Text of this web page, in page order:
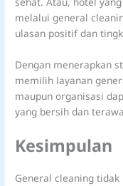
melalui general
ulasan positif dan
Dengan menerapkan
memilih layanan
maupun organisasi
yang bersih dan
Kesimpulan
General cleaning